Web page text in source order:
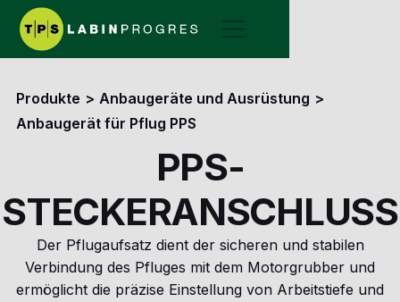
Produkte > Anbaugeräte und Ausrüstung >
Anbaugerät für Pflug PPS
PPS-
STECKERANSCHLUSS
Der Pflugaufsatz dient der sicheren und stabilen
Verbindung des Pfluges mit dem Motorgrubber und
ermöglicht die präzise Einstellung von Arbeitstiefe und